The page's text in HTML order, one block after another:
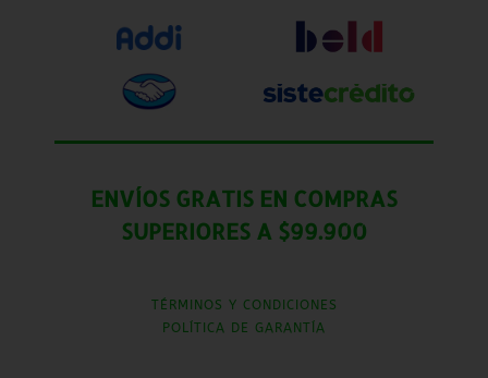
ENVÍOS GRATIS EN COMPRAS
SUPERIORES A $99.900
TÉRMINOS Y CONDICIONES
POLÍTICA DE GARANTÍA